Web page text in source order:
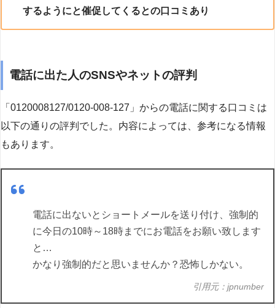
するようにと催促してくるとの口コミあり
電話に出た人のSNSやネットの評判
「0120008127/0120-008-127」からの電話に関する口コミは
以下の通りの評判でした。内容によっては、参考になる情報
もあります。
電話に出ないとショートメールを送り付け、強制的
に今日の10時～18時までにお電話をお願い致します
と…
かなり強制的だと思いませんか？恐怖しかない。
引用元：jpnumber